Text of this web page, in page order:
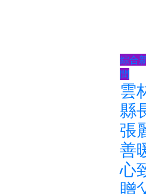
綜合
聞
雲
縣
張
善
心
贈